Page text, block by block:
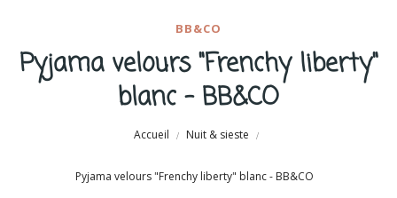
BB&CO
Pyjama velours "Frenchy liberty"
blanc - BB&CO
Accueil Nuit & sieste
Pyjama velours "Frenchy liberty" blanc - BB&CO